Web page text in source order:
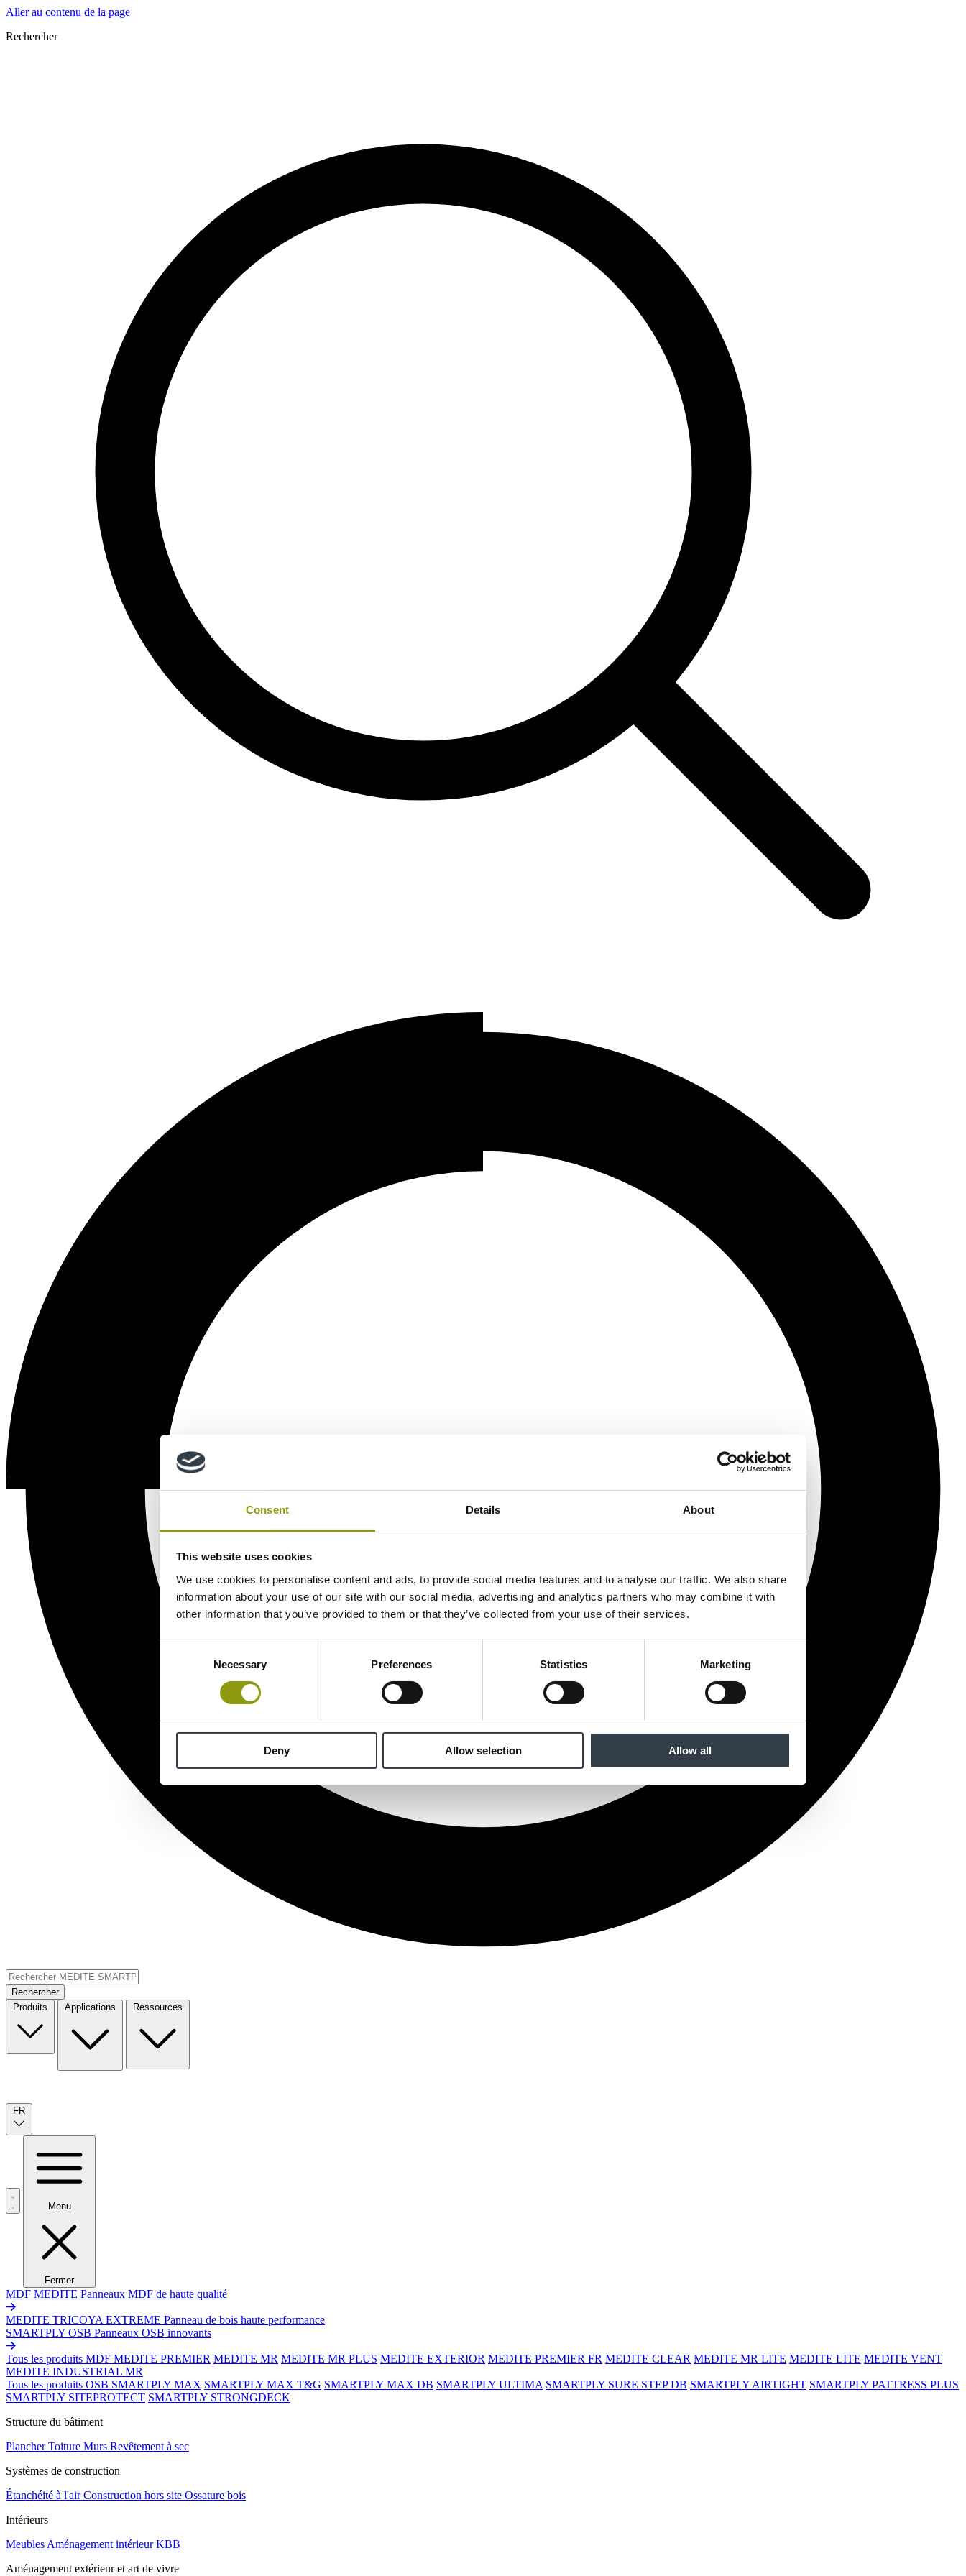
Consent Details About
This website uses cookies
We use cookies to personalise content and ads, to provide social media features and to analyse our traffic. We also share
information about your use of our site with our social media, advertising and analytics partners who may combine it with
other information that you’ve provided to them or that they’ve collected from your use of their services.
Necessary Preferences Statistics Marketing
Deny Allow selection Allow all
Aller au contenu de la page
Rechercher
Rechercher
Produits
Applications Ressources
FR
Menu
Fermer
MDF MEDITE Panneaux MDF de haute qualité
MEDITE TRICOYA EXTREME Panneau de bois haute performance
SMARTPLY OSB Panneaux OSB innovants
Tous les produits MDF MEDITE PREMIER MEDITE MR MEDITE MR PLUS MEDITE EXTERIOR MEDITE PREMIER FR MEDITE CLEAR MEDITE MR LITE MEDITE LITE MEDITE VENT
MEDITE INDUSTRIAL MR
Tous les produits OSB SMARTPLY MAX SMARTPLY MAX T&G SMARTPLY MAX DB SMARTPLY ULTIMA SMARTPLY SURE STEP DB SMARTPLY AIRTIGHT SMARTPLY PATTRESS PLUS
SMARTPLY SITEPROTECT SMARTPLY STRONGDECK
Structure du bâtiment
PlancherToiture Murs Revêtement à sec
Systèmes de construction
Étanchéité à l'airConstruction hors site Ossature bois
Intérieurs
Meubles Aménagement intérieurKBB
Aménagement extérieur et art de vivre